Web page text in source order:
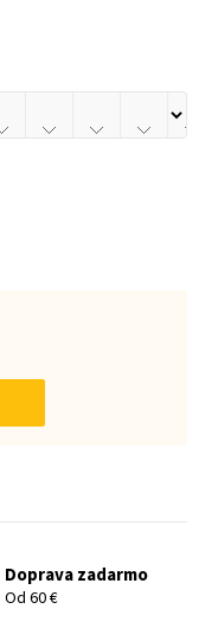
Doprava zadarmo
Od 60 €